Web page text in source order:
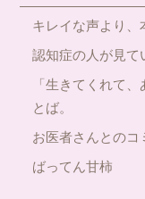
キレイな声より、
認知症の人が見て
「生きてくれて
とば。
お医者さんとのコ
ばってん甘柿